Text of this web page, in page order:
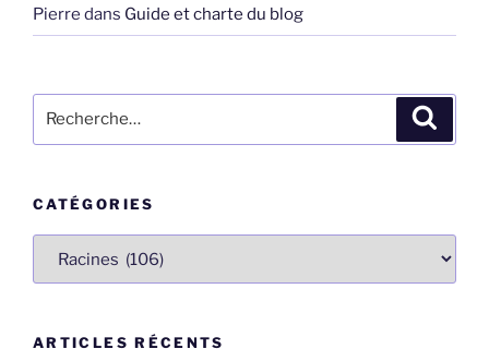
Pierre dans Guide et charte du blog
pour
CATÉGORIES
ARTICLES RÉCENTS